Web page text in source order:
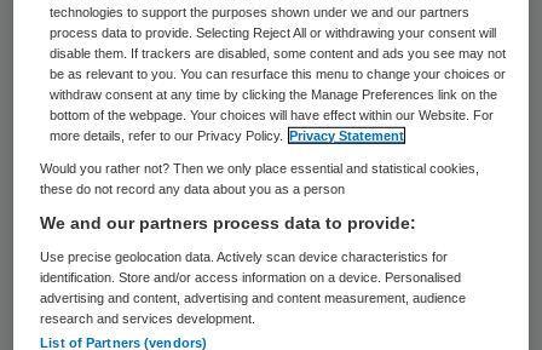
werd rond 03.20 uur gegeven. De brand
woedde in een lab waar legaal wiet werd
gekweekt.
Vanwege de rookontwikkeling waren
omwonenden gewaarschuwd door middel
van een NL-Alert. Ze werden opgeroepen
ramen en deuren te sluiten en ventilatie uit
te zetten.
technologies to support the purposes shown under we and our partners
process data to provide. Selecting Reject All or withdrawing your consent will
disable them. If trackers are disabled, some content and ads you see may not
be as relevant to you. You can resurface this menu to change your choices or
withdraw consent at any time by clicking the Manage Preferences link on the
bottom of the webpage. Your choices will have effect within our Website. For
more details, refer to our Privacy Policy.
Privacy Statement
Would you rather not? Then we only place essential and statistical cookies,
these do not record any data about you as a person
We and our partners process data to provide:
Use precise geolocation data. Actively scan device characteristics for
identification. Store and/or access information on a device. Personalised
advertising and content, advertising and content measurement, audience
research and services development.
List of Partners (vendors)